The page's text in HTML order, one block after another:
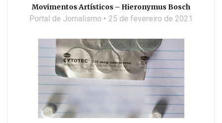
Movimentos Artísticos – Hieronymus Bosch
Portal de Jornalismo 25 de fevereiro de 2021